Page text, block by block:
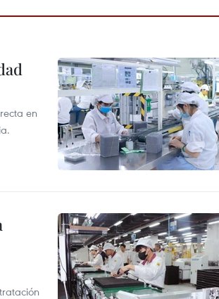
en